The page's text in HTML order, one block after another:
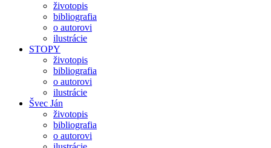
životopis
bibliografia
o autorovi
ilustrácie
STOPY
životopis
bibliografia
o autorovi
ilustrácie
Švec Ján
životopis
bibliografia
o autorovi